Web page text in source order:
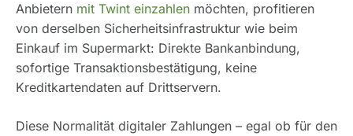
Anbietern mit Twint einzahlen möchten, profitieren
von derselben Sicherheitsinfrastruktur wie beim
Einkauf im Supermarkt: Direkte Bankanbindung,
sofortige Transaktionsbestätigung, keine
Kreditkartendaten auf Drittservern.
Diese Normalität digitaler Zahlungen – egal ob für den